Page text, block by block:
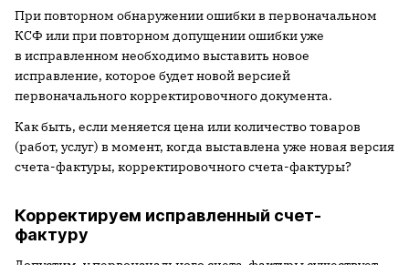
При повторном обнаружении ошибки в первоначальном
КСФ или при повторном допущении ошибки уже
в исправленном необходимо выставить новое
исправление, которое будет новой версией
первоначального корректировочного документа.
Как быть, если меняется цена или количество товаров
(работ, услуг) в момент, когда выставлена уже новая версия
счета-фактуры, корректировочного счета-фактуры?
Корректируем исправленный счет-
фактуру